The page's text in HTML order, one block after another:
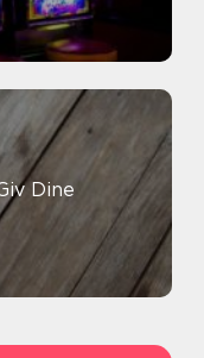
Dine